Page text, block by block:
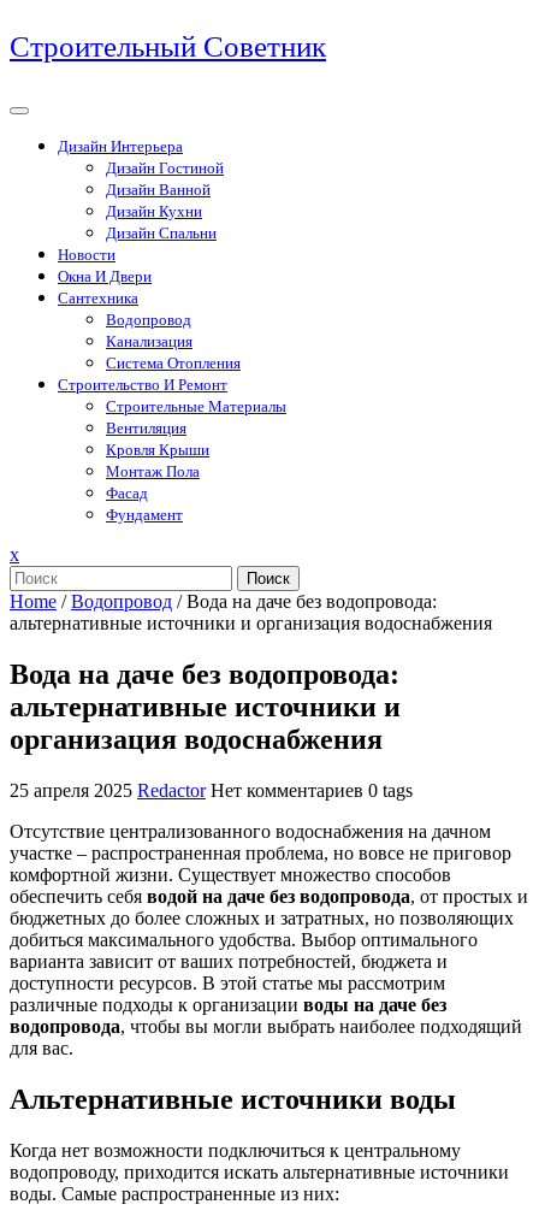
Перейти
к
Строительный Советник
Дизайн Интерьера
Дизайн Гостиной
Дизайн Ванной
Дизайн Кухни
Дизайн Спальни
Новости
Окна И Двери
Сантехника
Водопровод
Канализация
Система Отопления
Строительство И Ремонт
Строительные Материалы
Вентиляция
Кровля Крыши
Монтаж Пола
Фасад
Фундамент
xЗакрыть
меню
Поиск
Home /Водопровод /Вода на даче без водопровода:
альтернативные источники и организация водоснабжения
Вода на даче без водопровода:
альтернативные источники и
организация водоснабжения
25 апреля 2025 Redactor Нет комментариев 0 tags
Отсутствие централизованного водоснабжения на дачном
участке – распространенная проблема, но вовсе не приговор
комфортной жизни. Существует множество способов
обеспечить себя водой на даче без водопровода, от простых и
бюджетных до более сложных и затратных, но позволяющих
добиться максимального удобства. Выбор оптимального
варианта зависит от ваших потребностей, бюджета и
доступности ресурсов. В этой статье мы рассмотрим
различные подходы к организации воды на даче без
водопровода, чтобы вы могли выбрать наиболее подходящий
для вас.
Альтернативные источники воды
Когда нет возможности подключиться к центральному
водопроводу, приходится искать альтернативные источники
воды. Самые распространенные из них: